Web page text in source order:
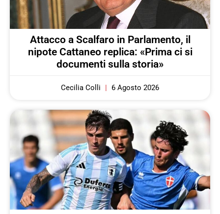
Attacco a Scalfaro in Parlamento, il
nipote Cattaneo replica: «Prima ci si
documenti sulla storia»
Cecilia Colli 6 Agosto 2026